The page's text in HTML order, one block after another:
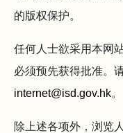
的版权保护。
任何人士欲采用本网
必须预先获得批准。
internet@isd.gov.hk。
除上述各项外，浏览